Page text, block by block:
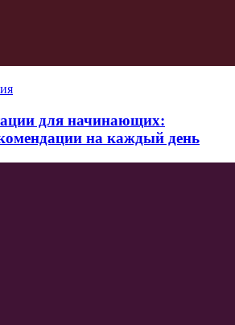
для начинающих:
на каждый день